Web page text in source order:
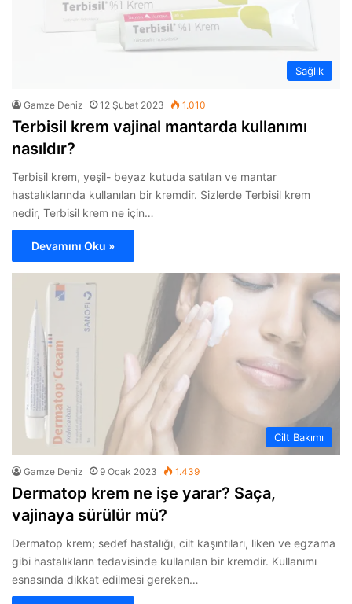
Sağlık
Gamze Deniz 12 Şubat 2023 1.010
Terbisil krem vajinal mantarda kullanımı
nasıldır?
Terbisil krem, yeşil- beyaz kutuda satılan ve mantar
hastalıklarında kullanılan bir kremdir. Sizlerde Terbisil krem
nedir, Terbisil krem ne için…
Devamını Oku »
Cilt Bakımı
Gamze Deniz 9 Ocak 2023 1.439
Dermatop krem ne işe yarar? Saça,
vajinaya sürülür mü?
Dermatop krem; sedef hastalığı, cilt kaşıntıları, liken ve egzama
gibi hastalıkların tedavisinde kullanılan bir kremdir. Kullanımı
esnasında dikkat edilmesi gereken…